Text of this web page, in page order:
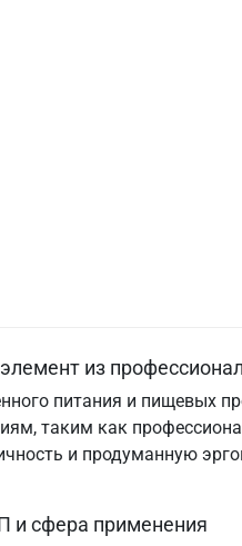
из
питания и пищевых
таким как
и продуманную
и сфера применения